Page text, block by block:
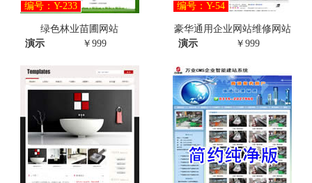
编号：Y-233
绿色林业苗圃网站
演示
￥999
编号：Y-54
豪华通用企业网站维修网站
演示
￥999